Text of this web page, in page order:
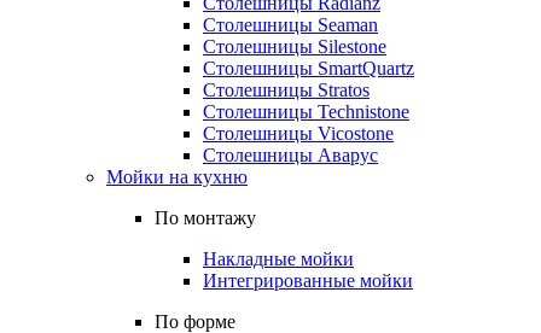
Столешницы Seaman
Столешницы Silestone
Столешницы SmartQuartz
Столешницы Stratos
Столешницы Technistone
Столешницы Vicostone
Столешницы Аварус
Мойки на кухню
По монтажу
Накладные мойки
Интегрированные мойки
По форме